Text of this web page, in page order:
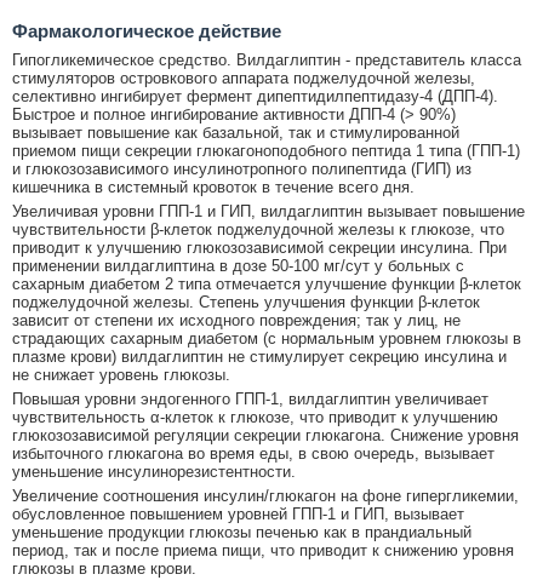
Фармакологическое действие
Гипогликемическое средство. Вилдаглиптин - представитель класса
стимуляторов островкового аппарата поджелудочной железы,
селективно ингибирует фермент дипептидилпептидазу-4 (ДПП-4).
Быстрое и полное ингибирование активности ДПП-4 (> 90%)
вызывает повышение как базальной, так и стимулированной
приемом пищи секреции глюкагоноподобного пептида 1 типа (ГПП-1)
и глюкозозависимого инсулинотропного полипептида (ГИП) из
кишечника в системный кровоток в течение всего дня.
Увеличивая уровни ГПП-1 и ГИП, вилдаглиптин вызывает повышение
чувствительности β-клеток поджелудочной железы к глюкозе, что
приводит к улучшению глюкозозависимой секреции инсулина. При
применении вилдаглиптина в дозе 50-100 мг/сут у больных с
сахарным диабетом 2 типа отмечается улучшение функции β-клеток
поджелудочной железы. Степень улучшения функции β-клеток
зависит от степени их исходного повреждения; так у лиц, не
страдающих сахарным диабетом (с нормальным уровнем глюкозы в
плазме крови) вилдаглиптин не стимулирует секрецию инсулина и
не снижает уровень глюкозы.
Повышая уровни эндогенного ГПП-1, вилдаглиптин увеличивает
чувствительность α-клеток к глюкозе, что приводит к улучшению
глюкозозависимой регуляции секреции глюкагона. Снижение уровня
избыточного глюкагона во время еды, в свою очередь, вызывает
уменьшение инсулинорезистентности.
Увеличение соотношения инсулин/глюкагон на фоне гипергликемии,
обусловленное повышением уровней ГПП-1 и ГИП, вызывает
уменьшение продукции глюкозы печенью как в прандиальный
период, так и после приема пищи, что приводит к снижению уровня
глюкозы в плазме крови.